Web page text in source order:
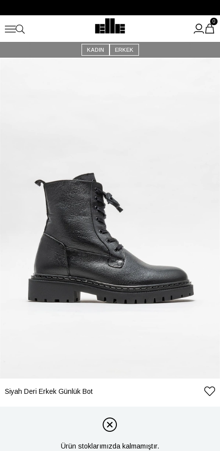
Kargo Ücretsiz!
KADIN ERKEK
0
Siyah Deri Erkek Günlük Bot
Ürün stoklarımızda kalmamıştır.